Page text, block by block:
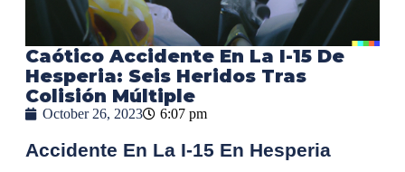
Caótico Accidente En La I-15 De
Hesperia: Seis Heridos Tras
Colisión Múltiple
October 26, 2023 6:07 pm
Accidente En La I-15 En Hesperia